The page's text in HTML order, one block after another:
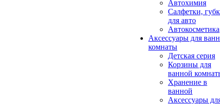
Автохимия
Салфетки,
для авто
Автокосметика
Аксессуары для
комнаты
Детская серия
Корзины для
ванной
Хранение в
ванной
Аксессуары